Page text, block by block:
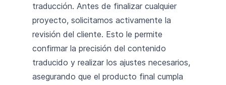
traducción. Antes de finalizar cualquier
proyecto, solicitamos activamente la
revisión del cliente. Esto le permite
confirmar la precisión del contenido
traducido y realizar los ajustes necesarios,
asegurando que el producto final cumpla